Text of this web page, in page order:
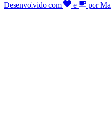
Desenvolvido com
e por